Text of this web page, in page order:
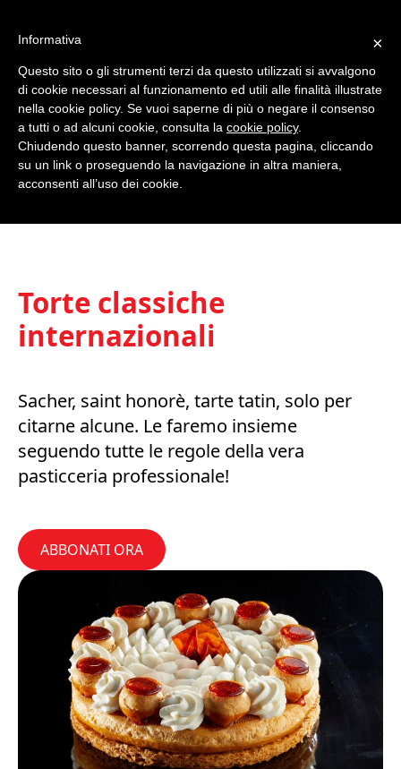
0
Torte classiche
internazionali
Sacher, saint honorè, tarte tatin, solo per
citarne alcune. Le faremo insieme
seguendo tutte le regole della vera
pasticceria professionale!
ABBONATI ORA
×
Informativa
Questo sito o gli strumenti terzi da questo utilizzati si avvalgono
di cookie necessari al funzionamento ed utili alle finalità illustrate
nella cookie policy. Se vuoi saperne di più o negare il consenso
a tutti o ad alcuni cookie, consulta la cookie policy.
Chiudendo questo banner, scorrendo questa pagina, cliccando
su un link o proseguendo la navigazione in altra maniera,
acconsenti all’uso dei cookie.